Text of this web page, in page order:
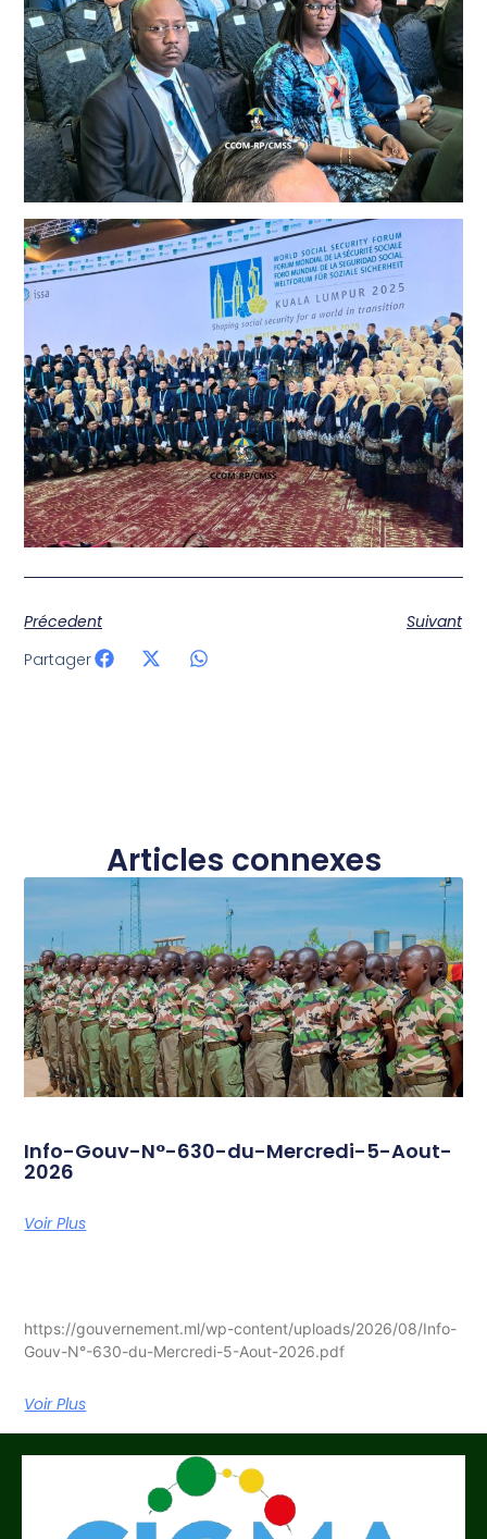
Précedent
Suivant
Partager
Articles connexes
Info-Gouv-N°-630-du-Mercredi-5-Aout-
2026
Voir Plus
https://gouvernement.ml/wp-content/uploads/2026/08/Info-
Gouv-N°-630-du-Mercredi-5-Aout-2026.pdf
Voir Plus